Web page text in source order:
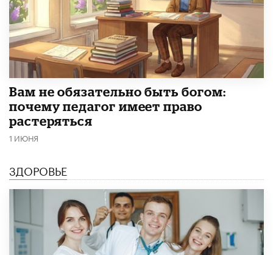
​Вам не обязательно быть богом:
почему педагог имеет право
растеряться
1 ИЮНЯ
ЗДОРОВЬЕ